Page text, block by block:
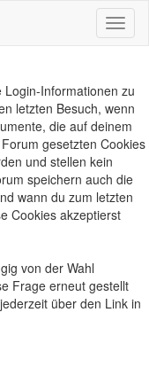
Informationen zu
letzten Besuch, wenn
die auf deinem
gesetzten Cookies
und stellen kein
speichern auch die
wann du zum letzten
Cookies akzeptierst
von der Wahl
Frage erneut gestellt
über den Link in